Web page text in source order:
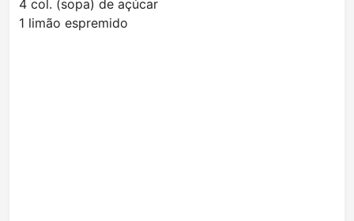
4 col. (sopa) de açúcar
1 limão espremido